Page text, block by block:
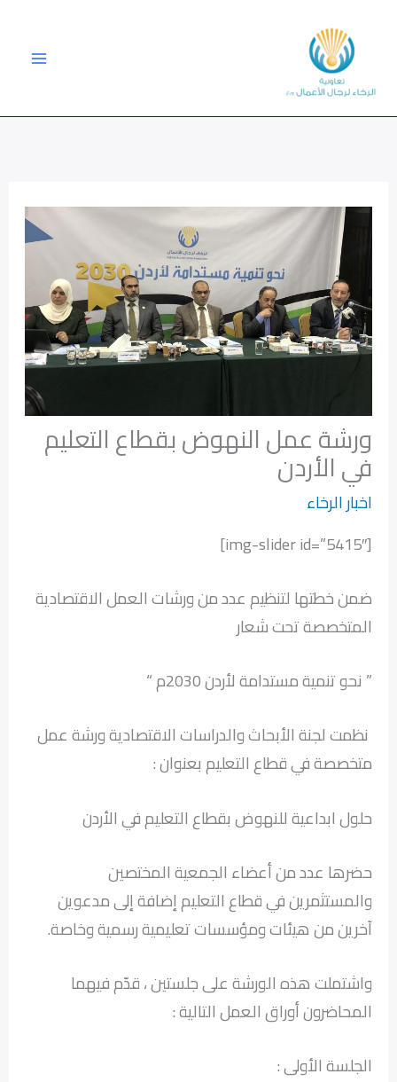
المحتوى
ورشة عمل النهوض بقطاع التعليم
في الأردن
اخبار الرخاء
[img-slider id=”5415″]
ضمن خطتها لتنظيم عدد من ورشات العمل الاقتصادية
المتخصصة تحت شعار
” نحو تنمية مستدامة لأردن 2030م “
نظمت لجنة الأبحاث والدراسات الاقتصادية ورشة عمل
متخصصة في قطاع التعليم بعنوان :
حلول ابداعية للنهوض بقطاع التعليم في الأردن
حضرها عدد من أعضاء الجمعية المختصين
والمستثمرين في قطاع التعليم إضافة إلى مدعوين
آخرين من هيئات ومؤسسات تعليمية رسمية وخاصة.
واشتملت هذه الورشة على جلستين ، قدّم فيهما
المحاضرون أوراق العمل التالية :
الجلسة الأولى :